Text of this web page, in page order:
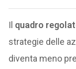
Il quadro
strategie delle
diventa meno